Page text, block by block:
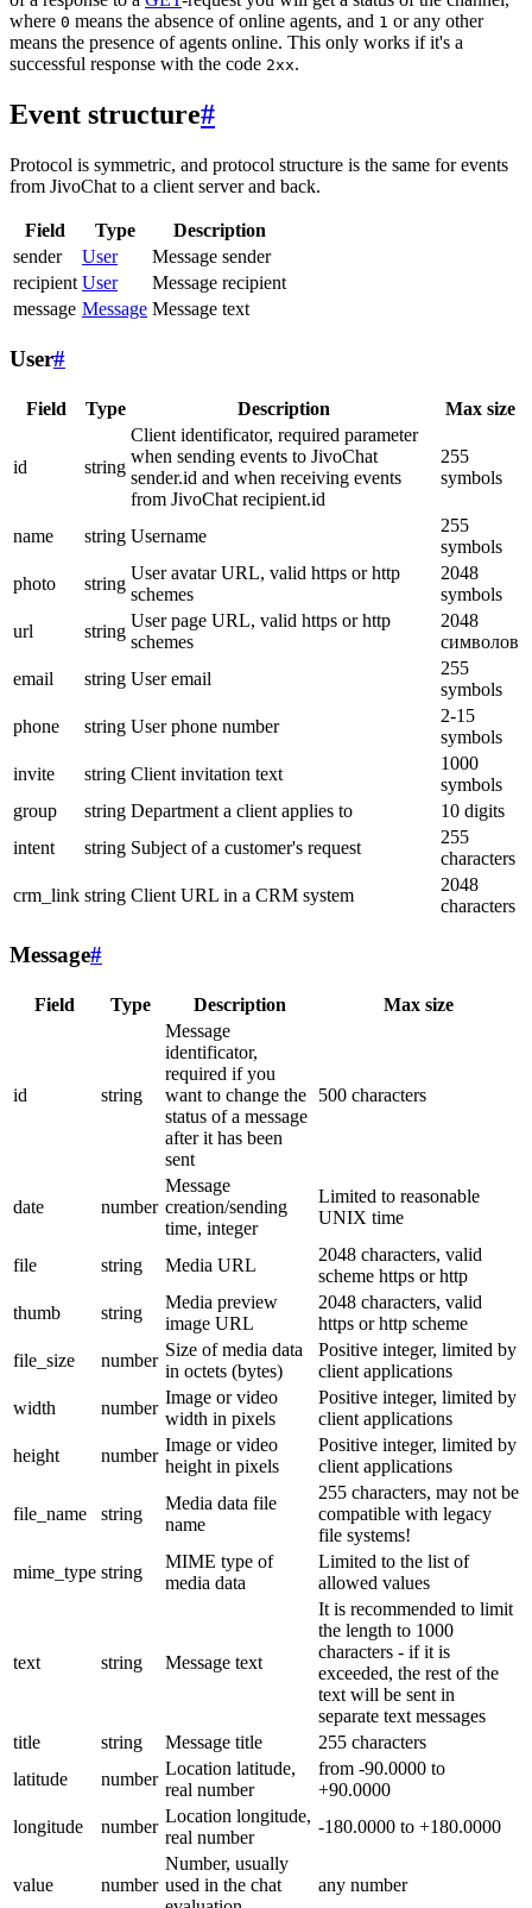
where 0 means the absence of online agents, and 1 or any other
means the presence of agents online. This only works if it's a
successful response with the code 2xx.
Event structure#
Protocol is symmetric, and protocol structure is the same for events
from JivoChat to a client server and back.
Field Type
Description
sender
User
Message sender
recipient User
Message recipient
message Message Message text
User#
Field Type Description Max size
id string
Client identificator, required parameter
when sending events to JivoChat
sender.id and when receiving events
from JivoChat recipient.id
255
symbols
name string Username
255
symbols
photo
string
User avatar URL, valid https or http
schemes
2048
symbols
url
string
User page URL, valid https or http
schemes
2048
символов
email
string User email
255
symbols
phone
string User phone number
2-15
symbols
invite
string Client invitation text
1000
symbols
group
string Department a client applies to
10 digits
intent
string Subject of a customer's request
255
characters
crm_link string Client URL in a CRM system
2048
characters
Message#
Field Type Description Max size
id string
Message
identificator,
required if you
want to change the
status of a message
after it has been
sent
500 characters
date number
Message
creation/sending
time, integer
Limited to reasonable
UNIX time
file string Media URL
2048 characters, valid
scheme https or http
thumb
string
Media preview
image URL
2048 characters, valid
https or http scheme
file_size
number
Size of media data
in octets (bytes)
Positive integer, limited by
client applications
width
number
Image or video
width in pixels
Positive integer, limited by
client applications
height
number
Image or video
height in pixels
Positive integer, limited by
client applications
file_name string
Media data file
name
255 characters, may not be
compatible with legacy
file systems!
mime_type string
MIME type of
media data
Limited to the list of
allowed values
text string Message text
It is recommended to limit
the length to 1000
characters - if it is
exceeded, the rest of the
text will be sent in
separate text messages
title
string Message title
255 characters
latitude
number
Location latitude,
real number
from -90.0000 to
+90.0000
longitude
number
Location longitude,
real number
-180.0000 to +180.0000
value number
Number, usually
used in the chat
any number